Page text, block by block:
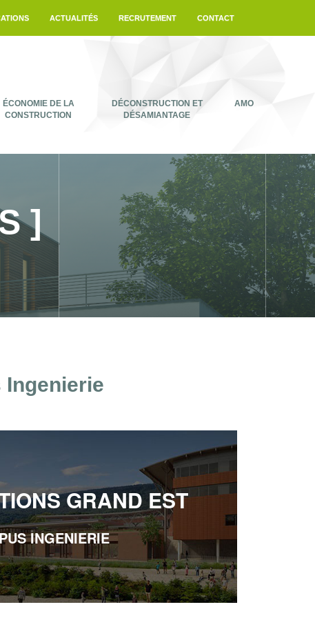
ACTUALITÉS RECRUTEMENT CONTACT
ÉCONOMIE DE LA
CONSTRUCTION
DÉCONSTRUCTION ET
DÉSAMIANTAGE
AMO
]
Ingenierie
GRAND EST
INGENIERIE